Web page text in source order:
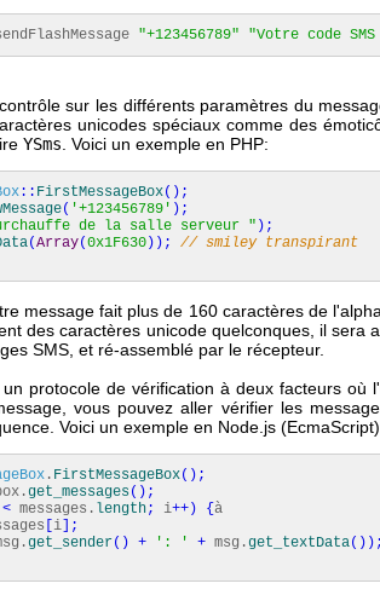
"+123456789" "Votre code
sur les différents paramètres du
unicodes spéciaux comme des
YSms . Voici un exemple en PHP:
:: FirstMessageBox( ) ;
( '+123456789' ) ;
de la salle serveur " ) ;
(Array(0x1F630 ) ) ;
// smiley transpirant
message fait plus de 160 caractères de
des caractères unicode quelconques, il sera
SMS, et ré-assemblé par le récepteur.
protocole de vérification à deux facteurs où
vous pouvez aller vérifier les
Voici un exemple en Node.js
. FirstMessageBox( ) ;
get_messages( ) ;
< messages. length; i++ ) { à
i
;
get_sender( ) + ': ' + msg.get_textData( ) ) ;